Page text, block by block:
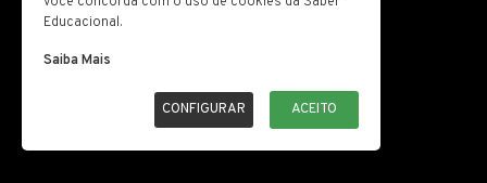
Educacional.
Saiba Mais
CONFIGURAR ACEITO